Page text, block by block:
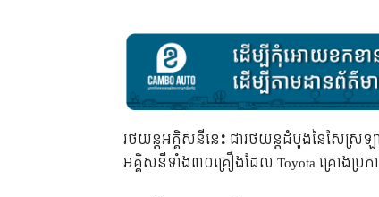
រថយន្តអគ្គិសនីនេះ ជារថយន្តដំបូងនៃសែស្រឡ
អគ្គិសនីទាំង៣០គ្រឿងដែល Toyota គ្រោងប្រ